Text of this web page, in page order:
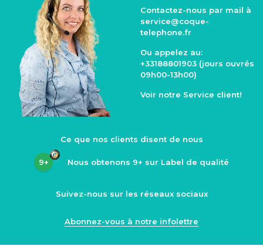
Contactez-nous par mail à
service@coque-
telephone.fr
Ou appelez au:
+33188801903 (jours ouvrés
09h00-13h00)
Voir notre Service client!
Ce que nos clients disent de nous
9+ Nous obtenons 9+ sur Label de qualité
Suivez-nous sur les réseaux sociaux
Abonnez-vous à notre infolettre